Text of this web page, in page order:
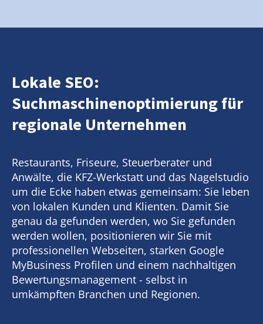
Lokale SEO:
Suchmaschinenoptimierung für
regionale Unternehmen
Restaurants, Friseure, Steuerberater und
Anwälte, die KFZ-Werkstatt und das Nagelstudio
um die Ecke haben etwas gemeinsam: Sie leben
von lokalen Kunden und Klienten. Damit Sie
genau da gefunden werden, wo Sie gefunden
werden wollen, positionieren wir Sie mit
professionellen Webseiten, starken Google
MyBusiness Profilen und einem nachhaltigen
Bewertungsmanagement - selbst in
umkämpften Branchen und Regionen.